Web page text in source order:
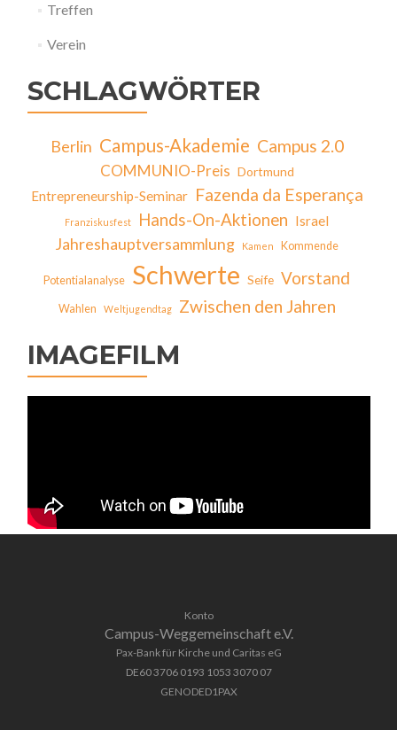
Treffen
Verein
SCHLAGWÖRTER
Berlin Campus-Akademie Campus 2.0
COMMUNIO-Preis Dortmund
Entrepreneurship-Seminar Fazenda da Esperança
Franziskusfest Hands-On-Aktionen Israel
Jahreshauptversammlung Kamen Kommende
Potentialanalyse Schwerte Seife Vorstand
Wahlen Weltjugendtag Zwischen den Jahren
IMAGEFILM
Konto
Campus-Weggemeinschaft e.V.
Pax-Bank für Kirche und Caritas eG
DE60 3706 0193 1053 3070 07
GENODED1PAX